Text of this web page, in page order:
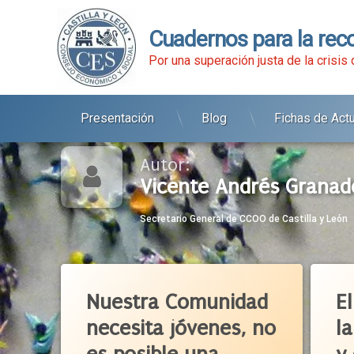
contenido
Cuadernos para la
Por una superación justa de la crisis
Presentación Blog Fichas de
Autor:
Vicente Andrés
Secretario General de CCOO de Castilla y León
Nuestra Comunidad
necesita jóvenes, no
CCOO